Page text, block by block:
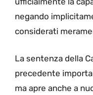
negando
considerati
La sentenza della
precedente
ma apre anche a